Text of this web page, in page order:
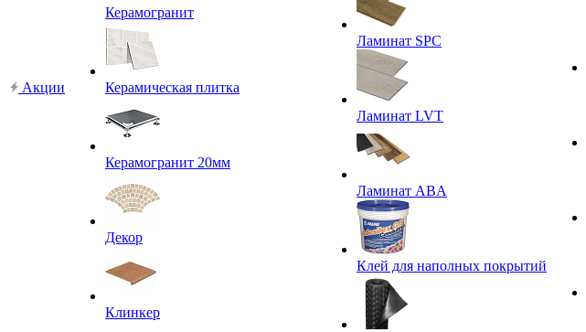
Акции
Керамогранит
Керамическая плитка
Керамогранит 20мм
Декор
Клинкер
Ламинат SPC
Ламинат LVT
Ламинат ABA
Клей для наполных покрытий